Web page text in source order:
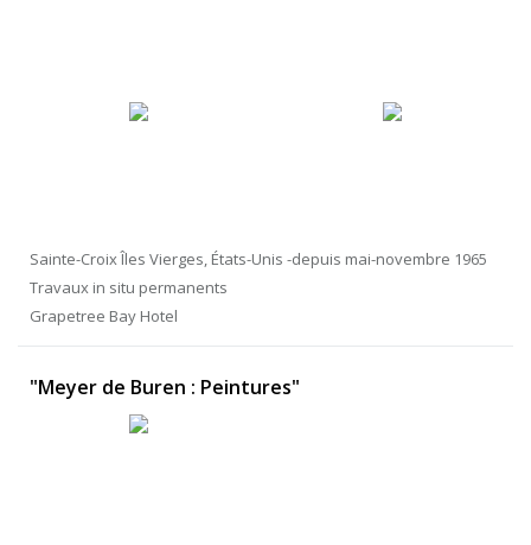
Sainte-Croix Îles Vierges, États-Unis -depuis mai-novembre 1965
Travaux in situ permanents
Grapetree Bay Hotel
"Meyer de Buren : Peintures"